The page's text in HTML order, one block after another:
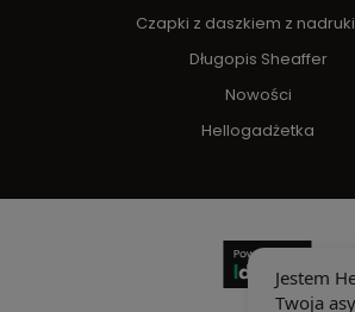
Czapki z daszkiem z
Długopis Sheaffer
Nowości
Hellogadżetka